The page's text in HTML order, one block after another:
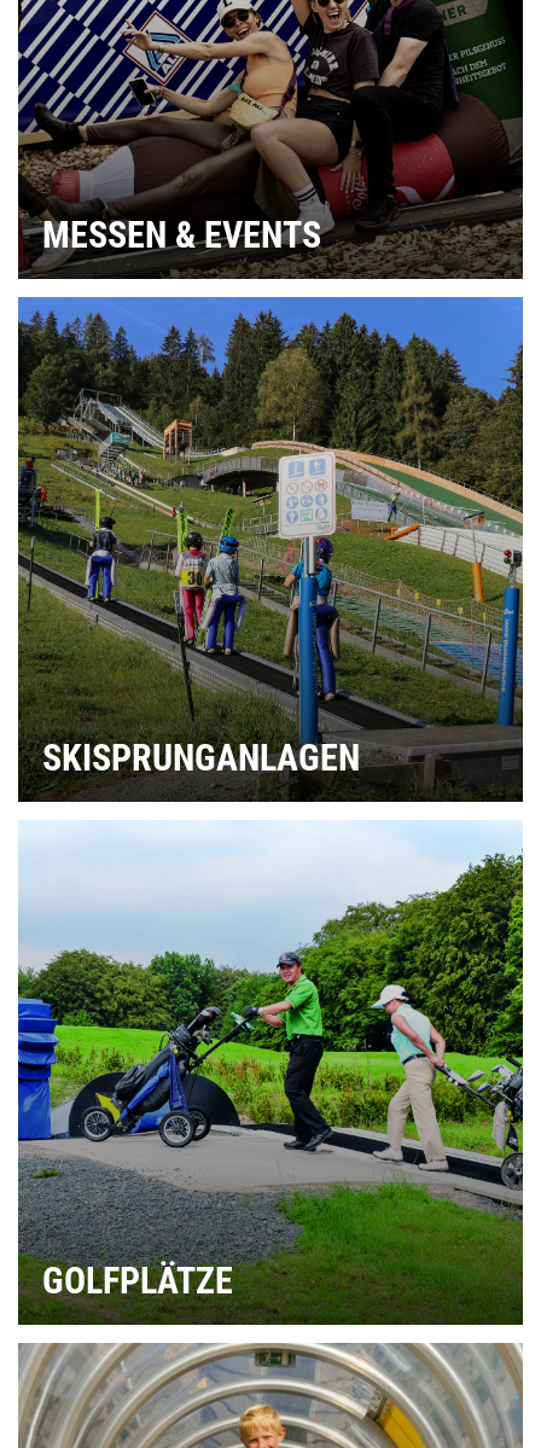
MESSEN & EVENTS
SKISPRUNGANLAGEN
GOLFPLÄTZE